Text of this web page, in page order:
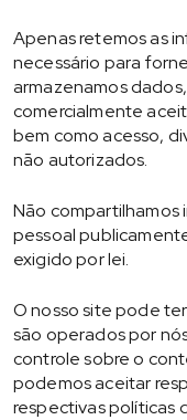
Apenas retemos as
necessário para
armazenamos
comercialmente
bem como acesso,
não autorizados.
Não
pessoal
exigido por lei.
O nosso site pode
são operados por
controle sobre o
podemos aceitar
respectivas políticas